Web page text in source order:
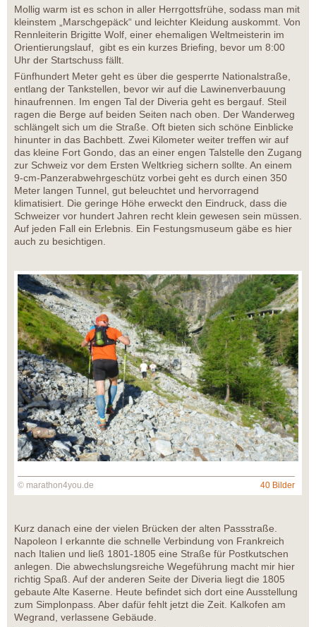
Mollig warm ist es schon in aller Herrgottsfrühe, sodass man mit
kleinstem „Marschgepäck“ und leichter Kleidung auskommt. Von
Rennleiterin Brigitte Wolf, einer ehemaligen Weltmeisterin im
Orientierungslauf, gibt es ein kurzes Briefing, bevor um 8:00
Uhr der Startschuss fällt.
Fünfhundert Meter geht es über die gesperrte Nationalstraße,
entlang der Tankstellen, bevor wir auf die Lawinenverbauung
hinaufrennen. Im engen Tal der Diveria geht es bergauf. Steil
ragen die Berge auf beiden Seiten nach oben. Der Wanderweg
schlängelt sich um die Straße. Oft bieten sich schöne Einblicke
hinunter in das Bachbett. Zwei Kilometer weiter treffen wir auf
das kleine Fort Gondo, das an einer engen Talstelle den Zugang
zur Schweiz vor dem Ersten Weltkrieg sichern sollte. An einem
9-cm-Panzerabwehrgeschütz vorbei geht es durch einen 350
Meter langen Tunnel, gut beleuchtet und hervorragend
klimatisiert. Die geringe Höhe erweckt den Eindruck, dass die
Schweizer vor hundert Jahren recht klein gewesen sein müssen.
Auf jeden Fall ein Erlebnis. Ein Festungsmuseum gäbe es hier
auch zu besichtigen.
© marathon4you.de 40 Bilder
Kurz danach eine der vielen Brücken der alten Passstraße.
Napoleon I erkannte die schnelle Verbindung von Frankreich
nach Italien und ließ 1801-1805 eine Straße für Postkutschen
anlegen. Die abwechslungsreiche Wegeführung macht mir hier
richtig Spaß. Auf der anderen Seite der Diveria liegt die 1805
gebaute Alte Kaserne. Heute befindet sich dort eine Ausstellung
zum Simplonpass. Aber dafür fehlt jetzt die Zeit. Kalkofen am
Wegrand, verlassene Gebäude.